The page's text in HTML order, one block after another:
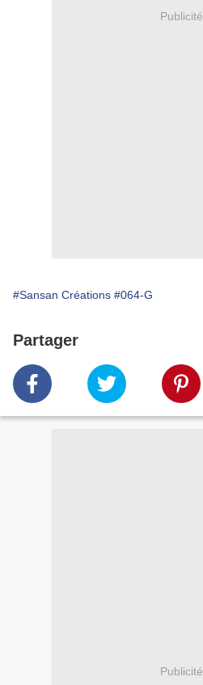
Publicité
#Sansan Créations #064-G
Partager
Publicité